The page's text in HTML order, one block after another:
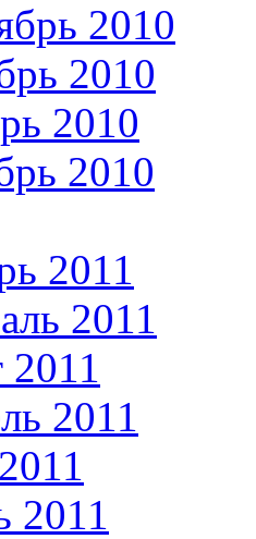
2010
2010
2010
2010
2011
2011
2011
2011